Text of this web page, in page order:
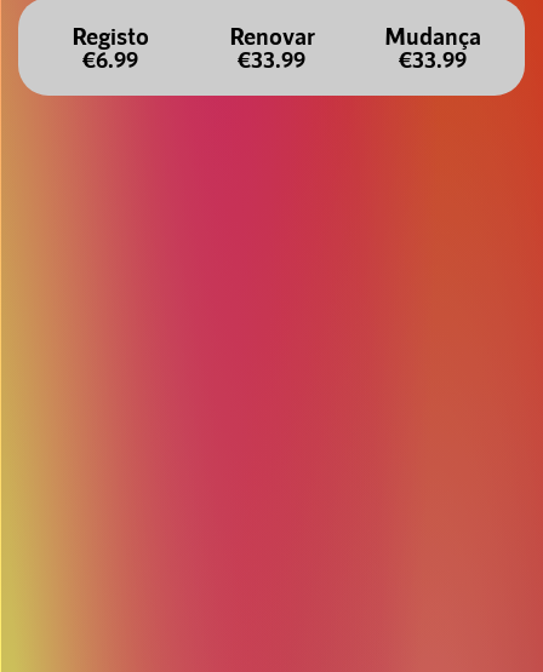
Registo
€6.99
Renovar
€33.99
Mudança
€33.99